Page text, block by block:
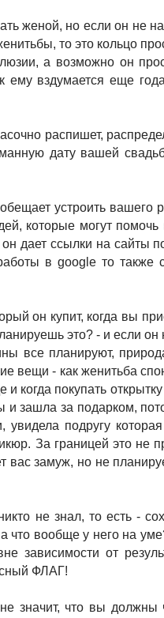
женой, но если он не
то это кольцо
а возможно он
ему вздумается еще
распишет,
дату вашей
устроить вашего
которые могут помочь
дает ссылки на сайты
в google то также
он купит, когда вы
это? - и если он
все планируют,
вещи - как женитьба
и когда покупать
и зашла за подарком,
подругу
За границей это не
вас замуж, но не
не знал, то есть -
что вообще у него на
зависимости от
ФЛАГ!
значит, что вы должны